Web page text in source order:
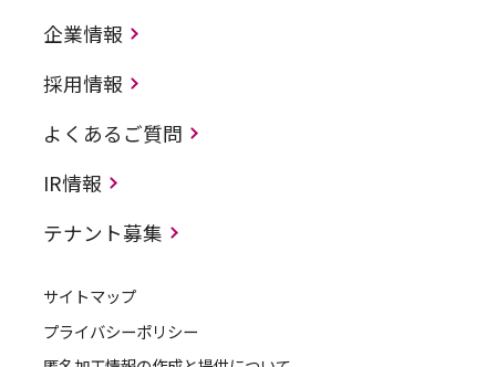
企業情報
採用情報
よくあるご質問
IR情報
テナント募集
サイトマップ
プライバシーポリシー